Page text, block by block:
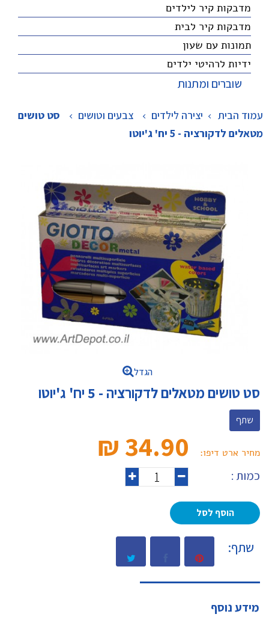
מדבקות קיר לילדים
מדבקות קיר לבית
תמונות עם שעון
ידיות לרהיטי ילדים
שוברים ומתנות
עמוד הבית יצירה לילדים > צבעים וטושים >
סט טושים
מטאלים לדקורציה - 5 יח' ג'יוטו
הגדל
סט טושים מטאלים לדקורציה - 5 יח' ג'יוטו
שתף
מחיר ארט דיפו: 34.90 ₪‎
כמות :
הוסף לסל
שתף:
מידע נוסף